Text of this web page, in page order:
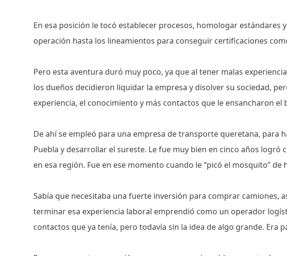
En esa posición le tocó establecer procesos, homologar estándares
operación hasta los lineamientos para conseguir certificaciones como
Pero esta aventura duró muy poco, ya que al tener malas
los dueños decidieron liquidar la empresa y disolver su sociedad,
experiencia, el conocimiento y más contactos que le ensancharon el
De ahí se empleó para una empresa de transporte queretana, para
Puebla y desarrollar el sureste. Le fue muy bien en cinco años logró
en esa región. Fue en ese momento cuando le “picó el mosquito” de
Sabía que necesitaba una fuerte inversión para comprar camiones,
terminar esa experiencia laboral emprendió como un operador
contactos que ya tenía, pero todavía sin la idea de algo grande. Era